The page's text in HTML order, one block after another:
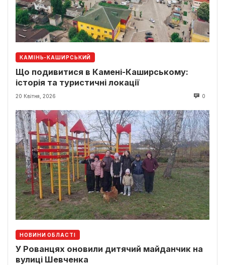
КАМІНЬ-КАШИРСЬКИЙ
Що подивитися в Камені-Каширському:
історія та туристичні локації
20 Квітня, 2026 0
НОВИНИ ОБЛАСТІ
У Рованцях оновили дитячий майданчик на
вулиці Шевченка